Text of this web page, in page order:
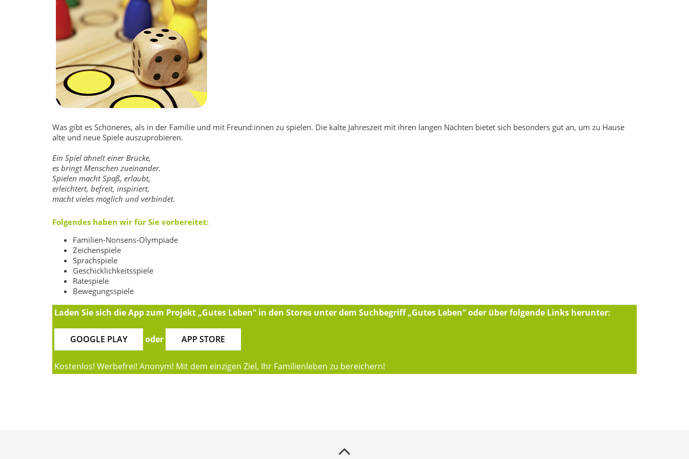
Was gibt es Schöneres, als in der Familie und mit Freund:innen zu spielen. Die kalte Jahreszeit mit ihren langen Nächten bietet sich besonders gut an, um zu Hause
alte und neue Spiele auszuprobieren.
Ein Spiel ähnelt einer Brücke,
es bringt Menschen zueinander.
Spielen macht Spaß, erlaubt,
erleichtert, befreit, inspiriert,
macht vieles möglich und verbindet.
Folgendes haben wir für Sie vorbereitet:
Familien-Nonsens-Olympiade
Zeichenspiele
Sprachspiele
Geschicklichkeitsspiele
Ratespiele
Bewegungsspiele
Laden Sie sich die App zum Projekt „Gutes Leben“ in den Stores unter dem Suchbegriff „Gutes Leben“ oder über folgende Links herunter:
GOOGLE PLAY oder APP STORE
Kostenlos! Werbefrei! Anonym! Mit dem einzigen Ziel, Ihr Familienleben zu bereichern!